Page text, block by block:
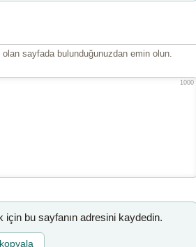
sayfada bulunduğunuzdan emin olun.
1000
bu sayfanın adresini kaydedin.